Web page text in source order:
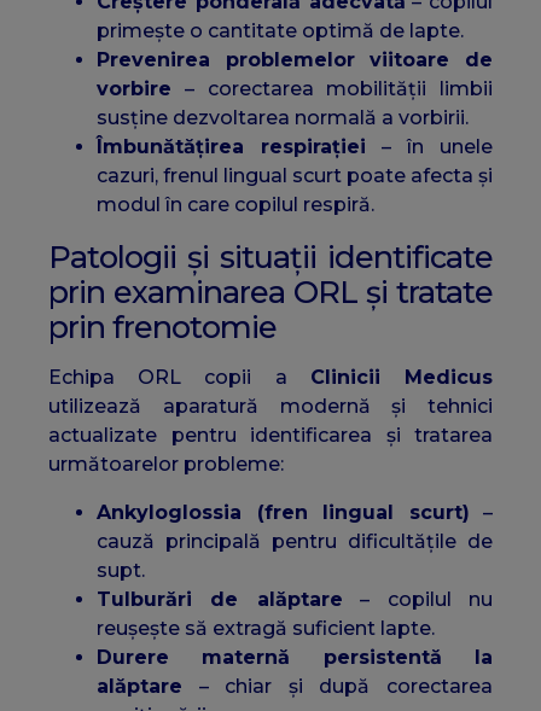
primește o cantitate optimă de lapte.
Prevenirea problemelor viitoare de
vorbire – corectarea mobilității limbii
susține dezvoltarea normală a vorbirii.
Îmbunătățirea respirației – în unele
cazuri, frenul lingual scurt poate afecta și
modul în care copilul respiră.
Patologii și situații identificate
prin examinarea ORL și tratate
prin frenotomie
Echipa ORL copii a Clinicii Medicus
utilizează aparatură modernă și tehnici
actualizate pentru identificarea și tratarea
următoarelor probleme:
Ankyloglossia (fren lingual scurt) –
cauză principală pentru dificultățile de
supt.
Tulburări de alăptare – copilul nu
reușește să extragă suficient lapte.
Durere maternă persistentă la
alăptare – chiar și după corectarea